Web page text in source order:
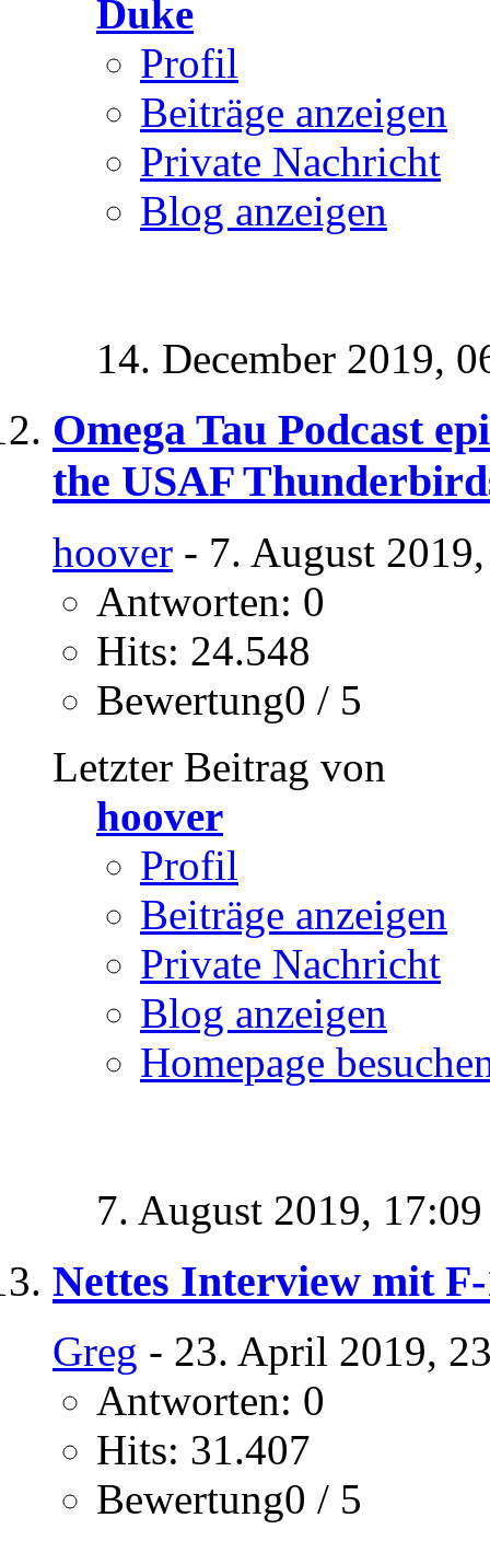
Duke
Profil
Beiträge anzeigen
Private Nachricht
Blog anzeigen
14. December 2019,
Omega Tau Podcast
the USAF
hoover - 7. August
Antworten: 0
Hits: 24.548
Bewertung0 / 5
Letzter Beitrag von
hoover
Profil
Beiträge anzeigen
Private Nachricht
Blog anzeigen
Homepage
7. August 2019, 17:09
Nettes Interview mit
Greg - 23. April 2019,
Antworten: 0
Hits: 31.407
Bewertung0 / 5